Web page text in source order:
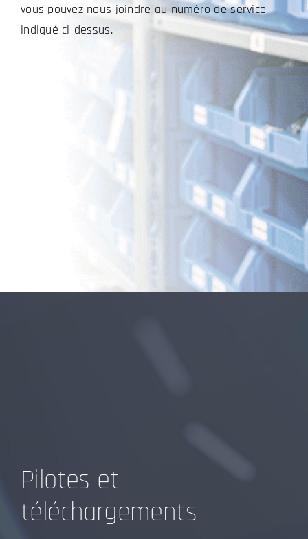
vous pouvez nous joindre au numéro de service
indiqué ci-dessus.
Pilotes et
téléchargements